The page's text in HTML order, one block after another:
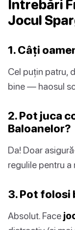
Întrebări
Jocul
1. Câți
Cel puțin patru,
bine — haosul
2. Pot juca
Baloanelor?
Da! Doar
regulile pentru a
3. Pot folosi
Absolut. Face